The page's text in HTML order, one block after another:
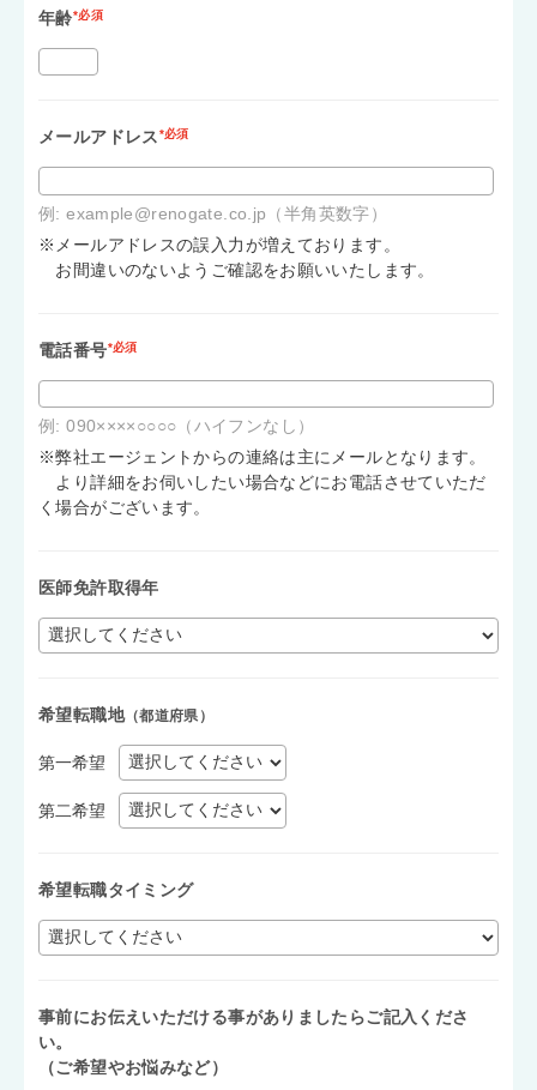
年齢*必須
メールアドレス*必須
例: example@renogate.co.jp（半角英数字）
※メールアドレスの誤入力が増えております。
お間違いのないようご確認をお願いいたします。
電話番号*必須
例: 090××××○○○○（ハイフンなし）
※弊社エージェントからの連絡は主にメールとなります。
より詳細をお伺いしたい場合などにお電話させていただ
く場合がございます。
医師免許取得年
希望転職地（都道府県）
第一希望
第二希望
希望転職タイミング
事前にお伝えいただける事がありましたらご記入くださ
い。
（ご希望やお悩みなど）